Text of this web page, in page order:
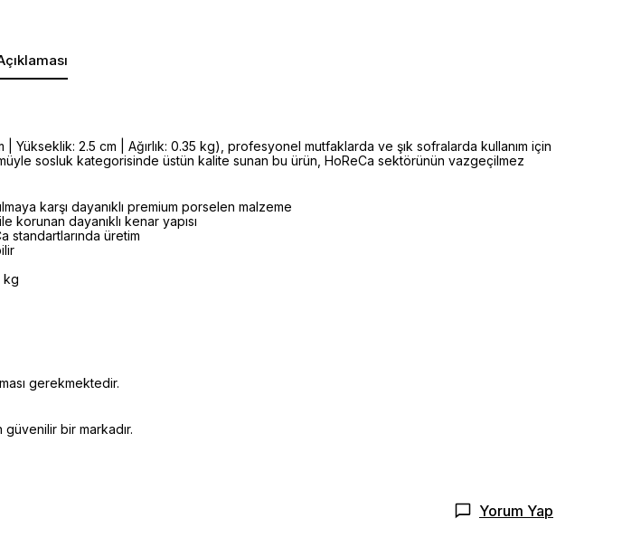
2.5 cm | Ağırlık: 0.35 kg), profesyonel mutfaklarda ve şık sofralarda kullanım için
sosluk kategorisinde üstün kalite sunan bu ürün, HoReCa sektörünün vazgeçilmez
karşı dayanıklı premium porselen malzeme
korunan dayanıklı kenar yapısı
standartlarında üretim
kg
gerekmektedir.
bir markadır.
Yorum Yap